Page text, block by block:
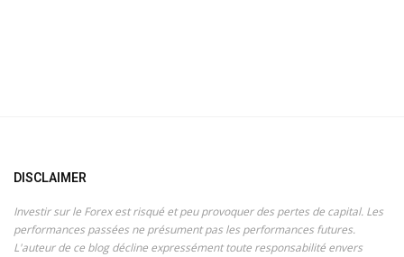
DISCLAIMER
Investir sur le Forex est risqué et peu provoquer des pertes de capital. Les
performances passées ne présument pas les performances futures.
L'auteur de ce blog décline expressément toute responsabilité envers